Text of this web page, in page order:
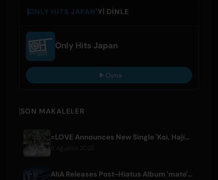
ONLY HITS JAPAN'YI DINLE
Only Hits Japan
Oyna
SON MAKALELER
=LOVE Announces New Single 'Koi, Hajimemashita.' and Tokyo Dome Concerts
AliA Releases Post-Hiatus Album 'mate', Announces Tokyo Live